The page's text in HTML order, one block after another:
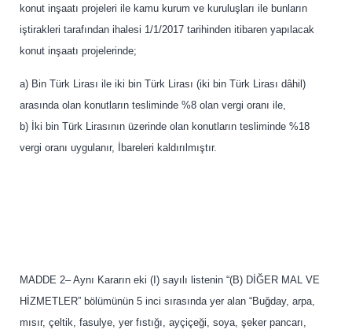
konut inşaatı projeleri ile kamu kurum ve kuruluşları ile bunların
iştirakleri tarafından ihalesi 1/1/2017 tarihinden itibaren yapılacak
konut inşaatı projelerinde;
a) Bin Türk Lirası ile iki bin Türk Lirası (iki bin Türk Lirası dâhil)
arasında olan konutların tesliminde %8 olan vergi oranı ile,
b) İki bin Türk Lirasının üzerinde olan konutların tesliminde %18
vergi oranı uygulanır, İbareleri kaldırılmıştır.
MADDE 2– Aynı Kararın eki (I) sayılı listenin “(B) DİĞER MAL VE
HİZMETLER” bölümünün 5 inci sırasında yer alan “Buğday, arpa,
mısır, çeltik, fasulye, yer fıstığı, ayçiçeği, soya, şeker pancarı,